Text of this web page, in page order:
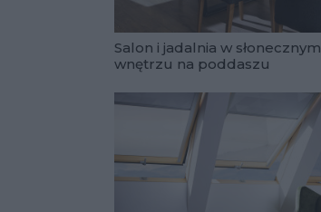
Salon i jadalnia w słonecznym
wnętrzu na poddaszu